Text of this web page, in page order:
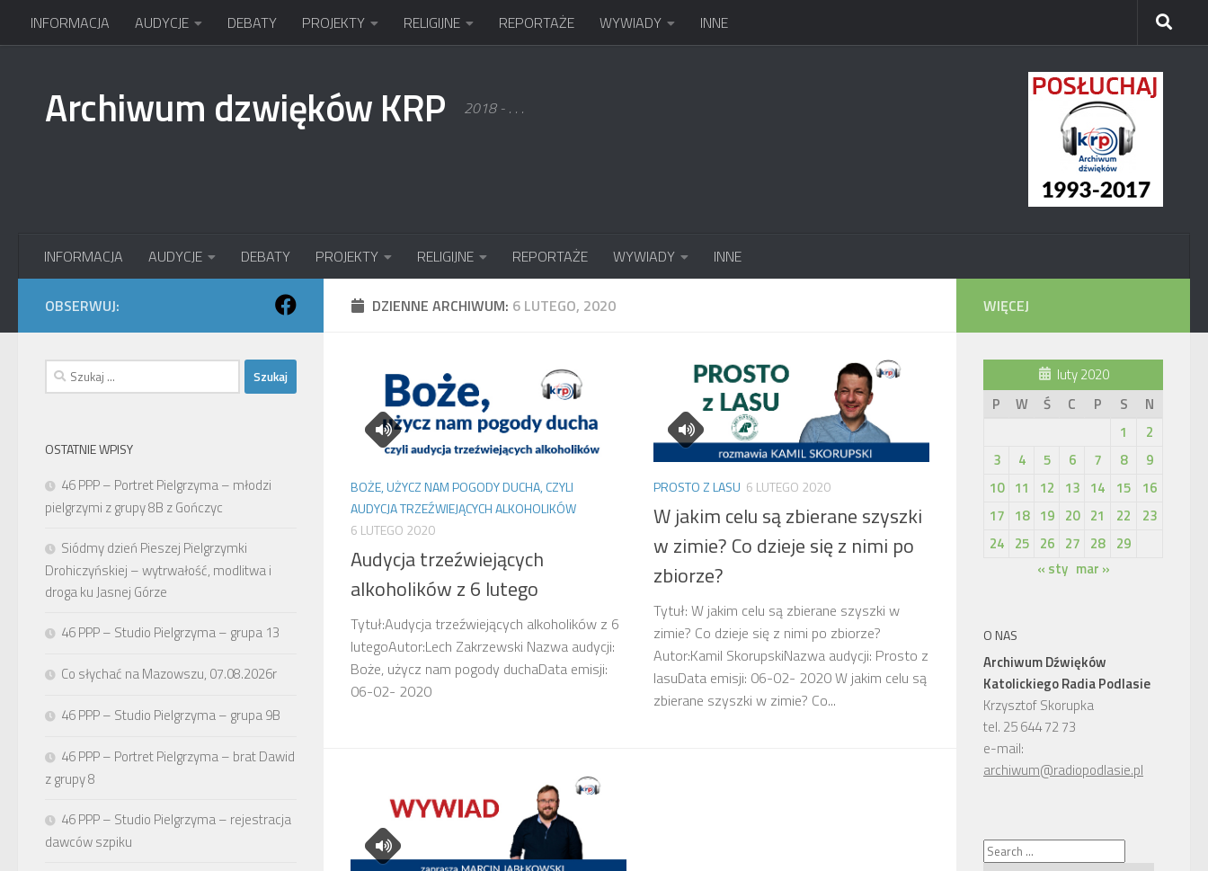
Przejdź do treści
INFORMACJA AUDYCJE DEBATY PROJEKTY RELIGIJNE REPORTAŻE WYWIADY INNE
Archiwum dzwięków KRP 2018 - . . .
INFORMACJA AUDYCJE DEBATY PROJEKTY RELIGIJNE REPORTAŻE WYWIADY INNE
DZIENNE ARCHIWUM: 6 LUTEGO, 2020
BOŻE, UŻYCZ NAM POGODY DUCHA, CZYLI
AUDYCJA TRZEŹWIEJĄCYCH ALKOHOLIKÓW
6 LUTEGO 2020
Audycja trzeźwiejących
alkoholików z 6 lutego
Tytuł:Audycja trzeźwiejących alkoholików z 6
lutegoAutor:Lech Zakrzewski Nazwa audycji:
Boże, użycz nam pogody duchaData emisji:
06-02- 2020
PROSTO Z LASU 6 LUTEGO 2020
W jakim celu są zbierane szyszki
w zimie? Co dzieje się z nimi po
zbiorze?
Tytuł: W jakim celu są zbierane szyszki w
zimie? Co dzieje się z nimi po zbiorze?
Autor:Kamil SkorupskiNazwa audycji: Prosto z
lasuData emisji: 06-02- 2020 W jakim celu są
zbierane szyszki w zimie? Co...
OBSERWUJ:
Szukaj:
OSTATNIE WPISY
46 PPP – Portret Pielgrzyma – młodzi
pielgrzymi z grupy 8B z Gończyc
Siódmy dzień Pieszej Pielgrzymki
Drohiczyńskiej – wytrwałość, modlitwa i
droga ku Jasnej Górze
46 PPP – Studio Pielgrzyma – grupa 13
Co słychać na Mazowszu, 07.08.2026r
46 PPP – Studio Pielgrzyma – grupa 9B
46 PPP – Portret Pielgrzyma – brat Dawid
z grupy 8
46 PPP – Studio Pielgrzyma – rejestracja
dawców szpiku
WIĘCEJ
luty 2020
P
W Ś C P S
N
1
2
3
4 5 6 7 8
9
10 11 12 13 14 15
16
17 18 19 20 21 22
23
24 25 26 27 28
29
« sty mar »
O NAS
Archiwum Dźwięków
Katolickiego Radia Podlasie
Krzysztof Skorupka
tel. 25 644 72 73
e-mail:
archiwum@radiopodlasie.pl